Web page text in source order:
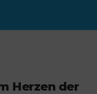
Herzen der